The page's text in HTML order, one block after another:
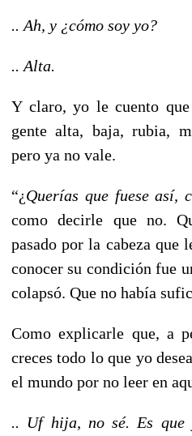
.. Ah, y ¿cómo soy yo?
.. Alta.
Y claro, yo le cuento
gente alta, baja, rubia,
pero ya no vale.
“¿Querías que fuese así,
como decirle que no.
pasado por la cabeza que
conocer su condición fue
colapsó. Que no había
Como explicarle que, a
creces todo lo que yo
el mundo por no leer en
.. Uf hija, no sé. Es que